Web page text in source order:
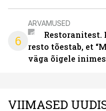
6
ARVAMUSED
resto tõestab, et
väga õigele
VIIMASED